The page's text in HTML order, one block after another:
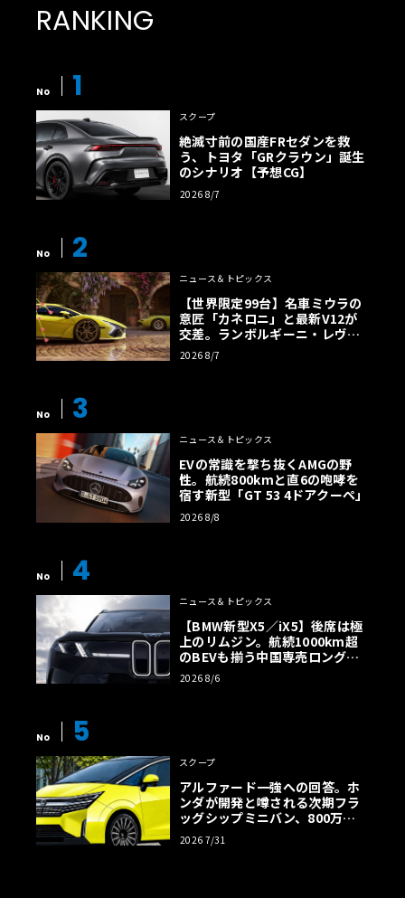
RANKING
No 1
スクープ
絶滅寸前の国産FRセダンを救
う、トヨタ「GRクラウン」誕生
のシナリオ【予想CG】
2026 8/7
No 2
ニュース＆トピックス
【世界限定99台】名車ミウラの
意匠「カネロニ」と最新V12が
交差。ランボルギーニ・レヴエ
ルトに60周年記念車が登場
2026 8/7
No 3
ニュース＆トピックス
EVの常識を撃ち抜くAMGの野
性。航続800kmと直6の咆哮を
宿す新型「GT 53 4ドアクーペ」
2026 8/8
No 4
ニュース＆トピックス
【BMW新型X5／iX5】後席は極
上のリムジン。航続1000km超
のBEVも揃う中国専売ロング仕
様の全貌
2026 8/6
No 5
スクープ
アルファード一強への回答。ホ
ンダが開発と噂される次期フラ
ッグシップミニバン、800万円
超の勝算【予想CG】
2026 7/31